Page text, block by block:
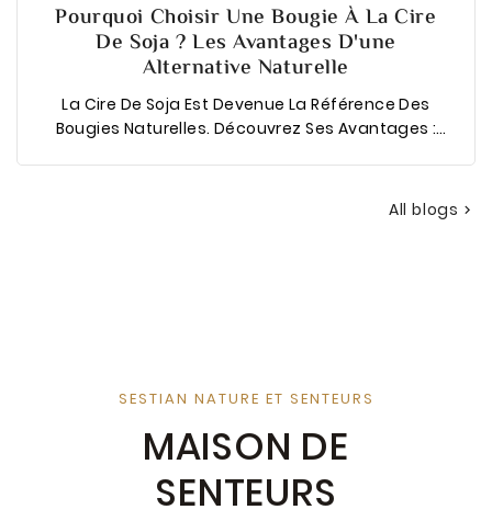
Pourquoi Choisir Une Bougie À La Cire
De Soja ? Les Avantages D'une
Alternative Naturelle
La Cire De Soja Est Devenue La Référence Des
Bougies Naturelles. Découvrez Ses Avantages :
All blogs 
SESTIAN NATURE ET SENTEURS
MAISON DE
SENTEURS